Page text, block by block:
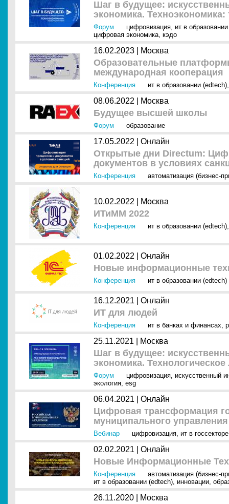
Шаг в будущее:
экономика.
Форум цифровизация, ит в
цифровая экономика, кэдо
16.02.2023 | Москва
Образовательные
международная кооперация
Конференция ит в образовании (edtech)
08.06.2022 | Москва
Будущее высшей школы
Форум образование
17.05.2022 | Онлайн
Открытые дни Directum:
документов в условиях
Конференция автоматизация (бизнес-
10.02.2022 | Москва
ИТиММ 2022
Конференция ит в образовании (edtech)
01.02.2022 | Онлайн
Новые информационные
Конференция ит в образовании (edtech)
16.12.2021 | Онлайн
ИТ для людей
Конференция ит в банках и финансах,
25.11.2021 | Москва
Шаг в будущее:
экономика.
Форум цифровизация, искусственный
экология, esg
06.04.2021 | Онлайн
Цифровая трансформация
муниципального управления
Вебинар цифровизация, ит в госсекторе
02.02.2021 | Онлайн
Новые Информационные
Конференция
автоматизация (бизнес-
ит в образовании (edtech), инновации,
26.11.2020 | Москва